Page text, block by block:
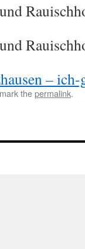
–
thepermalink.